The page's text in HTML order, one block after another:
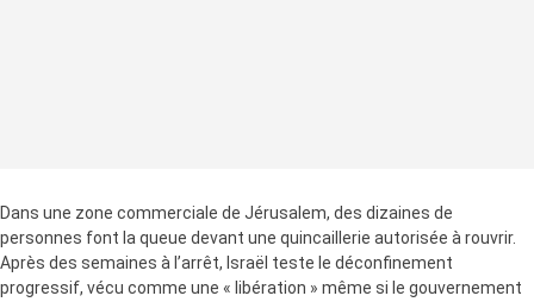
Dans une zone commerciale de Jérusalem, des dizaines de
personnes font la queue devant une quincaillerie autorisée à rouvrir.
Après des semaines à l’arrêt, Israël teste le déconfinement
progressif, vécu comme une « libération » même si le gouvernement